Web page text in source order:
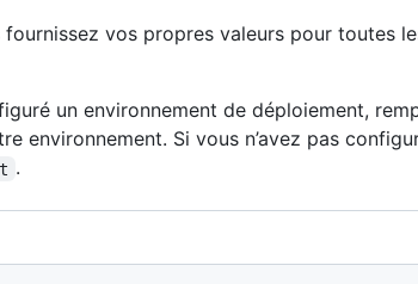
vos propres valeurs pour toutes
un environnement de déploiement,
environnement. Si vous n’avez pas
.